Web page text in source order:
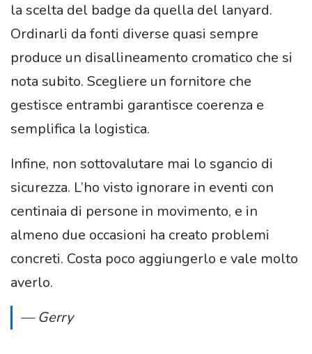
la scelta del badge da quella del lanyard.
Ordinarli da fonti diverse quasi sempre
produce un disallineamento cromatico che si
nota subito. Scegliere un fornitore che
gestisce entrambi garantisce coerenza e
semplifica la logistica.
Infine, non sottovalutare mai lo sgancio di
sicurezza. L’ho visto ignorare in eventi con
centinaia di persone in movimento, e in
almeno due occasioni ha creato problemi
concreti. Costa poco aggiungerlo e vale molto
averlo.
— Gerry